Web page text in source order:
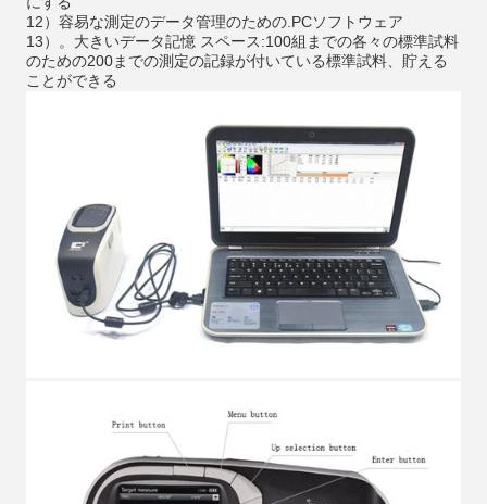
12）容易な測定のデータ管理のための.PCソフトウェア
13）。大きいデータ記憶 スペース:100組までの各々の標準試料
のための200までの測定の記録が付いている標準試料、貯える
ことができる